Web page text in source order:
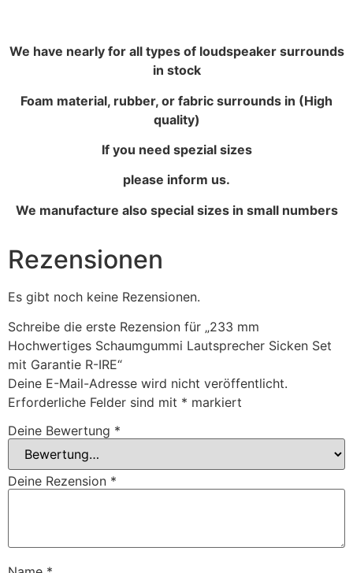
We have nearly for all types of loudspeaker surrounds
in stock
Foam material, rubber, or fabric surrounds in (High
quality)
If you need spezial sizes
please inform us.
We manufacture also special sizes in small numbers
Rezensionen
Es gibt noch keine Rezensionen.
Schreibe die erste Rezension für „233 mm
Hochwertiges Schaumgummi Lautsprecher Sicken Set
mit Garantie R-IRE“
Deine E-Mail-Adresse wird nicht veröffentlicht.
Erforderliche Felder sind mit * markiert
Deine Bewertung *
Deine Rezension *